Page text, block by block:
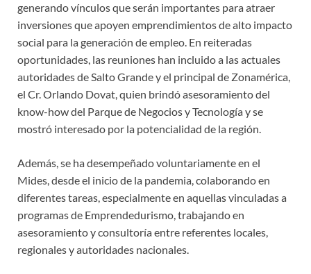
generando vínculos que serán importantes para atraer
inversiones que apoyen emprendimientos de alto impacto
social para la generación de empleo. En reiteradas
oportunidades, las reuniones han incluido a las actuales
autoridades de Salto Grande y el principal de Zonamérica,
el Cr. Orlando Dovat, quien brindó asesoramiento del
know-how del Parque de Negocios y Tecnología y se
mostró interesado por la potencialidad de la región.
Además, se ha desempeñado voluntariamente en el
Mides, desde el inicio de la pandemia, colaborando en
diferentes tareas, especialmente en aquellas vinculadas a
programas de Emprendedurismo, trabajando en
asesoramiento y consultoría entre referentes locales,
regionales y autoridades nacionales.